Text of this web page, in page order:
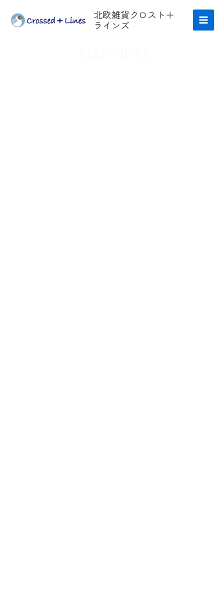
北欧雑貨クロスト＋
ラインズ
Main
Menu